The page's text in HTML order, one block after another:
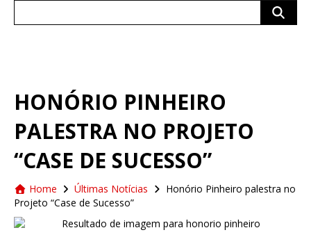
HONÓRIO PINHEIRO
PALESTRA NO PROJETO
“CASE DE SUCESSO”
Home Últimas Notícias
Honório Pinheiro palestra no
Projeto “Case de Sucesso”